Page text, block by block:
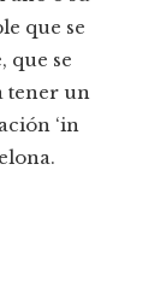
que se
que se
tener un
‘in